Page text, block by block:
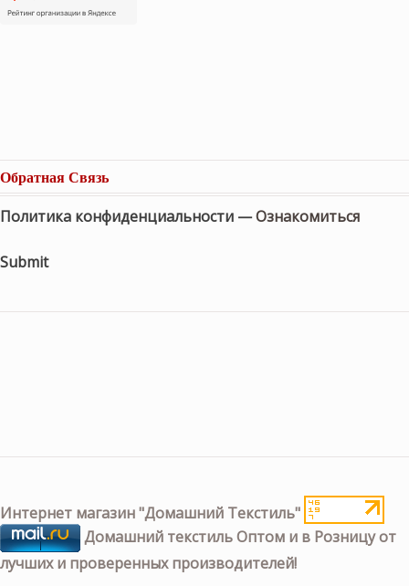
Обратная Связь
Политика конфиденциальности —Ознакомиться
Submit
Интернет магазин "Домашний Текстиль"
Домашний текстиль Оптом и в Розницу от
лучших и проверенных производителей!